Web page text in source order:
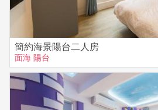
簡約海景陽台二人房
面海 陽台